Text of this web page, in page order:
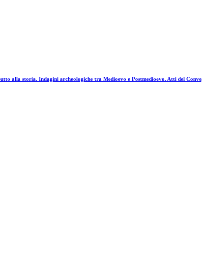
alla storia. Indagini archeologiche tra Medioevo e Postmedioevo. Atti del